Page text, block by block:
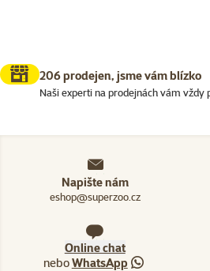
206 prodejen, jsme vám blízko
Naši experti na prodejnách vám vždy
Napište nám
eshop@superzoo.cz
Online chat
neboWhatsApp